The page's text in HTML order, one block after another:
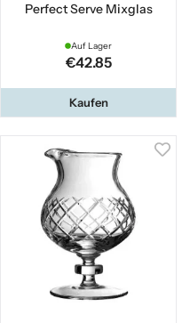
Perfect Serve Mixglas
Auf Lager
€42.85
Kaufen